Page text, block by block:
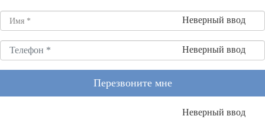
Неверный ввод
Неверный ввод
Перезвоните мне
Неверный ввод